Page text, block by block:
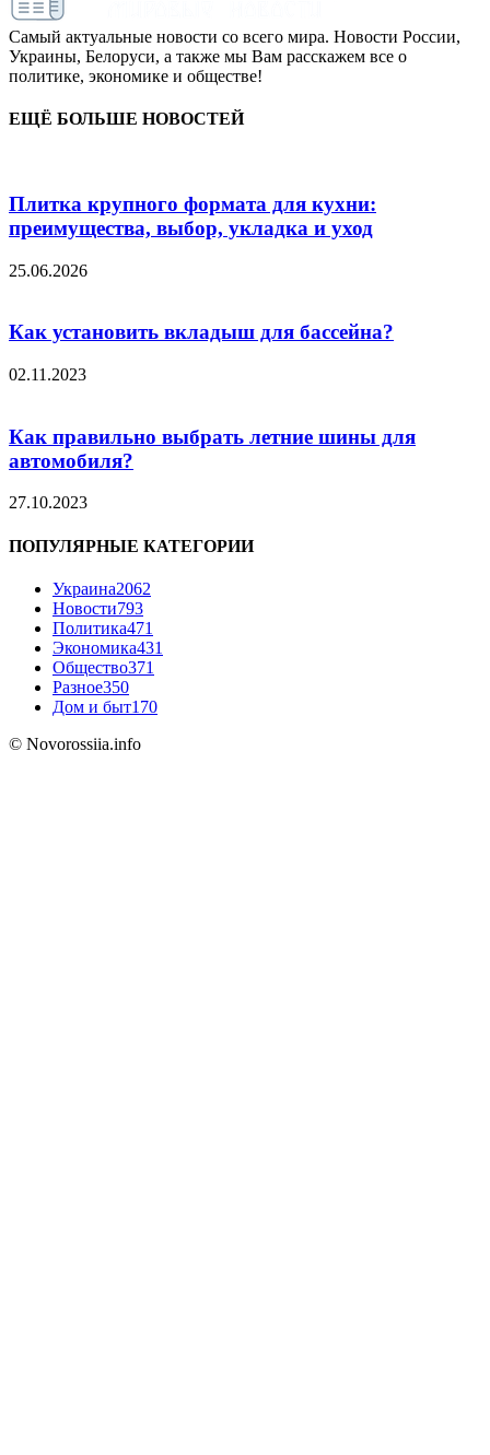
Самый актуальные новости со всего мира. Новости России,
Украины, Белоруси, а также мы Вам расскажем все о
политике, экономике и обществе!
ЕЩЁ БОЛЬШЕ НОВОСТЕЙ
Плитка крупного формата для кухни:
преимущества, выбор, укладка и уход
25.06.2026
Как установить вкладыш для бассейна?
02.11.2023
Как правильно выбрать летние шины для
автомобиля?
27.10.2023
ПОПУЛЯРНЫЕ КАТЕГОРИИ
Украина2062
Новости793
Политика471
Экономика431
Общество371
Разное350
Дом и быт170
© Novorossiia.info